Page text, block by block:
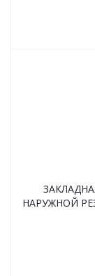
НАРУЖНОЙ